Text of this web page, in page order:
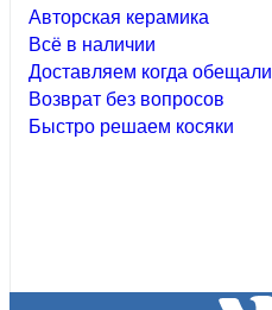
Авторская керамика
Всё в наличии
Доставляем когда обещали
Возврат без вопросов
Быстро решаем косяки